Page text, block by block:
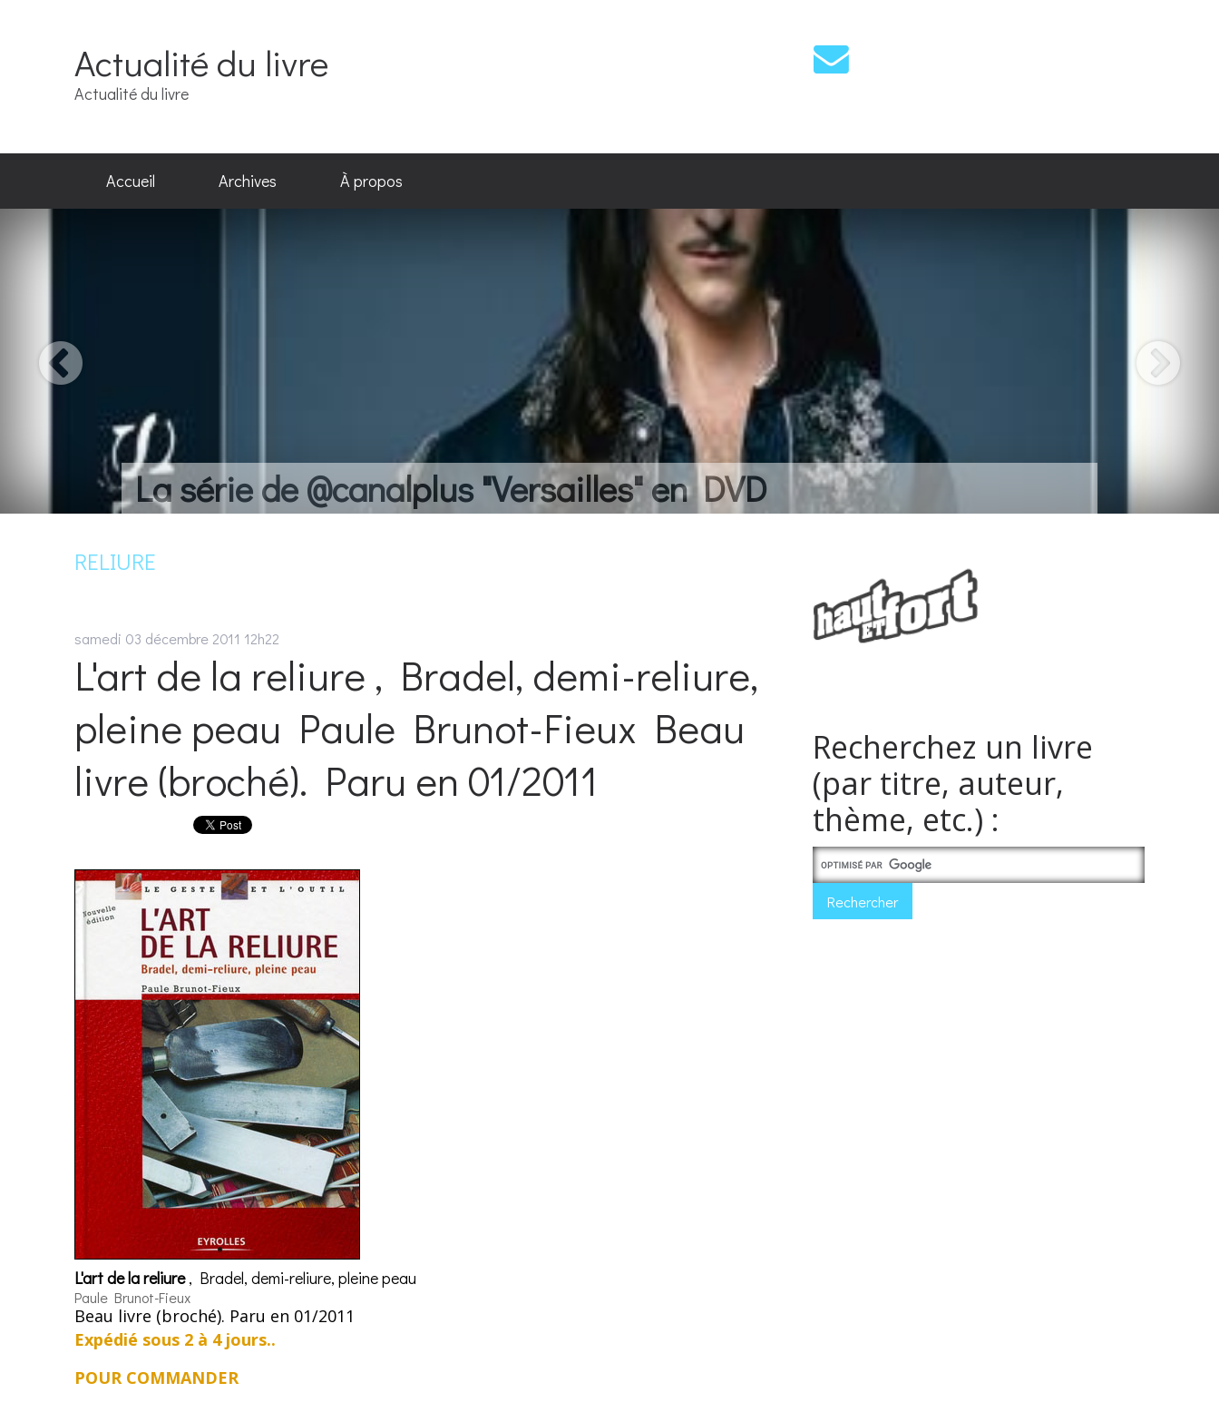
Actualité du livre
Actualité du livre
Accueil Archives À propos
La série de @canalplus "Versailles" en DVD
RELIURE
samedi 03 décembre 2011 12h22
L'art de la reliure , Bradel, demi-reliure,
pleine peau Paule Brunot-Fieux Beau
livre (broché). Paru en 01/2011
L'art de la reliure, Bradel, demi-reliure, pleine peau
Paule Brunot-Fieux
Beau livre (broché). Paru en 01/2011
Expédié sous 2 à 4 jours..
POUR COMMANDER
Recherchez un livre
(par titre, auteur,
thème, etc.) :